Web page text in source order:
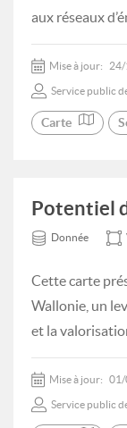
aux réseaux
Mise à jour:
Service public
Carte
Potentiel
Donnée
Cette carte
Wallonie, un
et la
Mise à jour: 01/
Service public